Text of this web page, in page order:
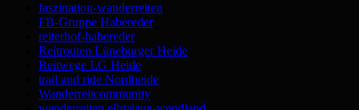
faszination-wanderreiten
FB-Gruppe Habereder
reiterhof-habereder
Reitrouten Lüneburger Heide
Reitwege LG Heide
trail and ride Nordheide
Wanderreitcommunity